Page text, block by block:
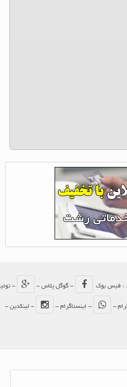
: فیس بوک - گوگل پلاس - - توئیتر
- - اینستاگرام - - لینکدین -